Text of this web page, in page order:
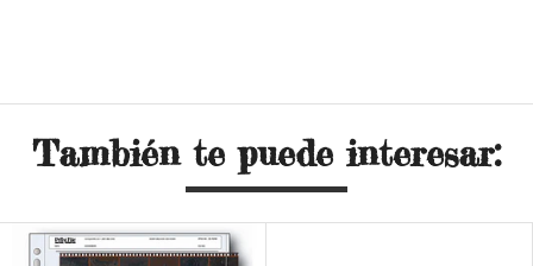
También te puede interesar: